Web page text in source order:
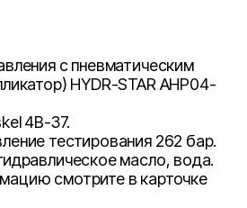
с пневматическим
HYDR-STAR AHP04-
4B-37.
тестирования 262 бар.
масло, вода.
смотрите в карточке